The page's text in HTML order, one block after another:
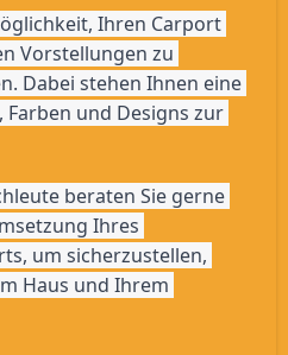
Ihren Carport
Vorstellungen zu
Dabei stehen Ihnen eine
und Designs zur
beraten Sie gerne
Ihres
um sicherzustellen,
Haus und Ihrem